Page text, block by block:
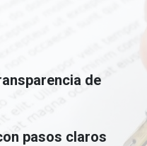
de
pasos claros